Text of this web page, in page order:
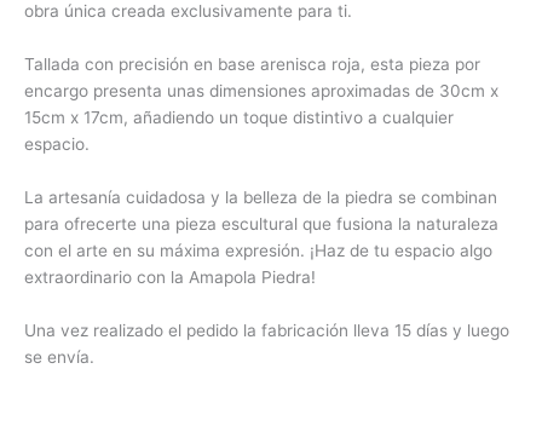
obra única creada exclusivamente para ti.
Tallada con precisión en base arenisca roja, esta pieza por
encargo presenta unas dimensiones aproximadas de 30cm x
15cm x 17cm, añadiendo un toque distintivo a cualquier
espacio.
La artesanía cuidadosa y la belleza de la piedra se combinan
para ofrecerte una pieza escultural que fusiona la naturaleza
con el arte en su máxima expresión. ¡Haz de tu espacio algo
extraordinario con la Amapola Piedra!
Una vez realizado el pedido la fabricación lleva 15 días y luego
se envía.